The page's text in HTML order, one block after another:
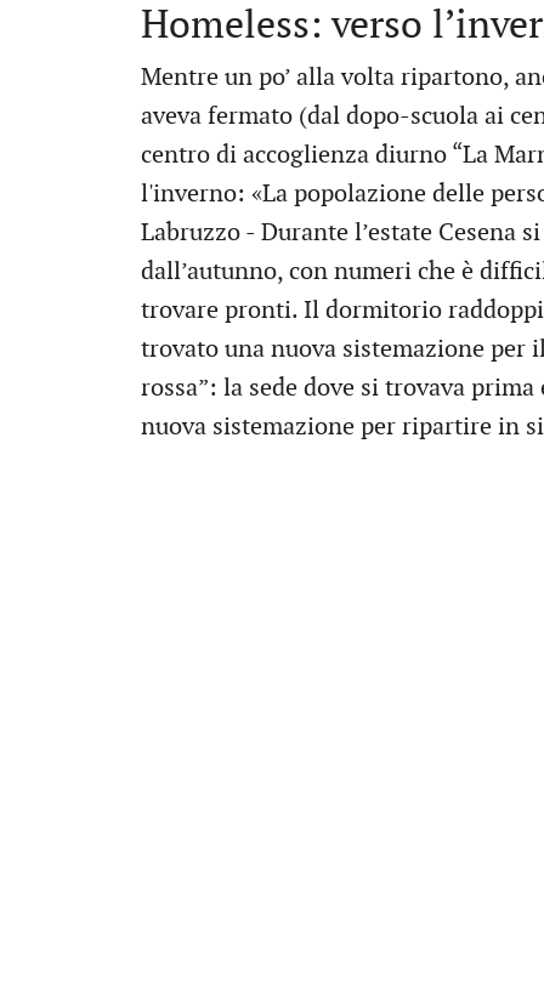
Homeless: verso
Mentre un po’ alla volta ripartono,
aveva fermato (dal dopo-scuola ai
centro di accoglienza diurno “La
l'inverno: «La popolazione delle
Labruzzo - Durante l’estate Cesena
dall’autunno, con numeri che è
trovare pronti. Il dormitorio
trovato una nuova sistemazione per
rossa”: la sede dove si trovava
nuova sistemazione per ripartire in